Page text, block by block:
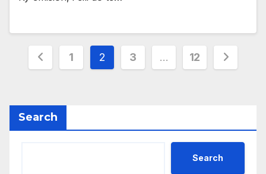
Posts
1 2 3 … 12
Search
Search